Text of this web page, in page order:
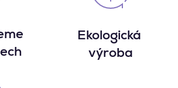
Ekologická
výroba